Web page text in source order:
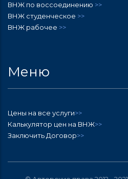
ВНЖ по воссоединению >>
ВНЖ студенческое >>
ВНЖ рабочее >>
Меню
Цены на все услуги>>
Калькулятор цен на ВНЖ>>
Заключить Договор>>